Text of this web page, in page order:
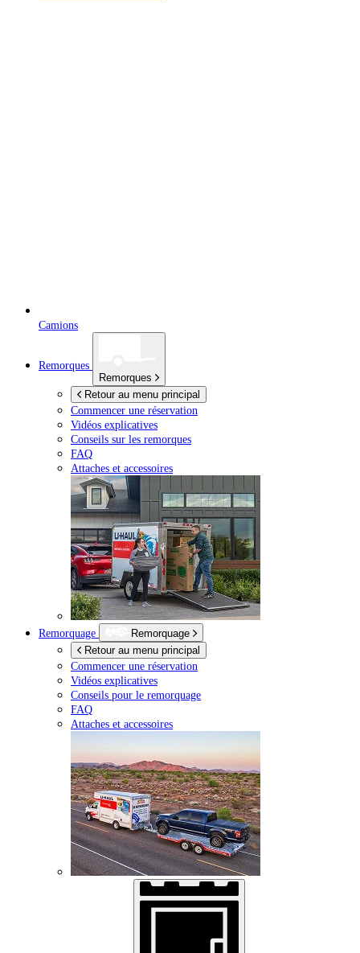
Camions
Remorques
Remorques
Retour au menu principal
Commencer une réservation
Vidéos explicatives
Conseils sur les remorques
FAQ
Attaches et accessoires
Remorquage
Remorquage
Retour au menu principal
Commencer une réservation
Vidéos explicatives
Conseils pour le remorquage
FAQ
Attaches et accessoires